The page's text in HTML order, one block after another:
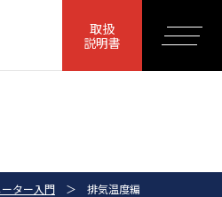
取扱
説明書
ター入門 ＞ 排気温度編